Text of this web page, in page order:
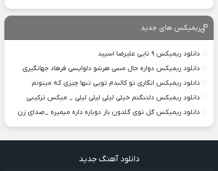
ریمیکس های جدید
دانلود ریمیکس ۹ تایی علیرضا اسپید
دانلود ریمیکس دواره حال مسی هرشو دلواپسی فرهاد جهانگیری
دانلود ریمیکس انگاری تو کالبدم تویی تنها چیزی که میتونم
دانلود ریمیکس دلتنگتم خیلی لیلی لیلی لیلی _ میکس ترکیبی
دانلود ریمیکس گل توی گلدون باز دوباره داره میمیره _صدای زن
دانلود آهنگ جدید